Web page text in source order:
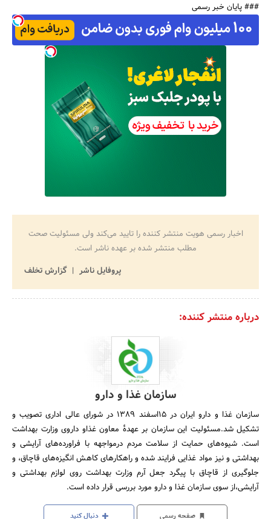
### پایان خبر رسمی
اخبار رسمی هویت منتشر کننده را تایید می‌کند ولی مسئولیت صحت
مطلب منتشر شده بر عهده ناشر است.
پروفایل ناشر
گزارش تخلف
درباره منتشر کننده:
سازمان غذا و دارو
سازمان غذا و دارو ایران در 15اسفند 1389 در شورای عالی اداری تصویب و
تشکیل شد.مسئولیت این سازمان بر عهدهٔ معاون غذاو داروی وزارت بهداشت
است. شیوه‌های حمایت از سلامت مردم درمواجهه با فراورده‌های آرایشی و
بهداشتی و نیز مواد غذایی فرایند شده و راهکارهای کاهش انگیزه‌های قاچاق، و
جلوگیری از قاچاق با پیگرد جعل آرم وزارت بهداشت روی لوازم بهداشتی و
آرایشی،از سوی سازمان غذا و دارو مورد بررسی قرار داده است.
صفحه رسمی دنبال کنید